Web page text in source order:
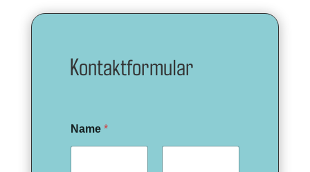
Kontaktformular
Name *